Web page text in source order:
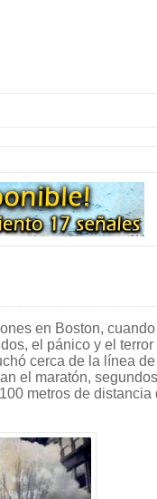
en Boston,
el pánico y el terror
cerca de la línea de
el maratón, segundos
metros de distancia